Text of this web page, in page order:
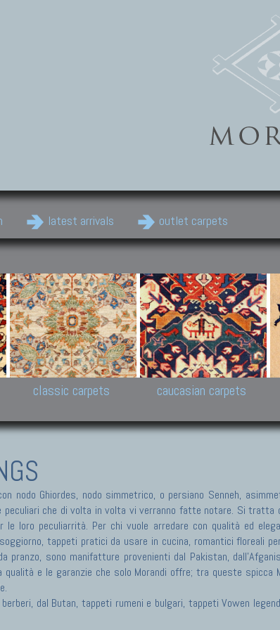
latest arrivals outlet carpets
Persian Carpets
Antique Persian carpets,
Old Persian carpets,
New Persian carpets,
Modern Persian carpets
Classic Carpets
Floral carpets, Agra, Zigler,
Uzbek, Herat, Gazni, Pastu,
Peshawar and Hyderabad
Collections,
Pakistan and Afghan
carpets
classic carpets caucasian carpets
nodo Ghiordes, nodo simmetrico, o persiano Senneh,
peculiari che di volta in volta vi verranno fatte notare. Si
loro peculiarrità. Per chi vuole arredare con qualità ed
tappeti pratici da usare in cucina, romantici floreali
sono manifatture provenienti dal Pakistan,
e le garanzie che solo Morandi offre; tra queste
dal Butan, tappeti rumeni e bulgari, tappeti Vowen